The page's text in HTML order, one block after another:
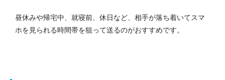
昼休みや帰宅中、就寝前、休日など、相手が落ち着いてスマ
ホを見られる時間帯を狙って送るのがおすすめです。